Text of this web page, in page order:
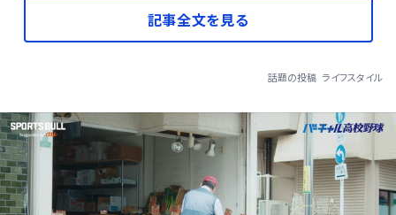
記事全文を見る
話題の投稿 ライフスタイル